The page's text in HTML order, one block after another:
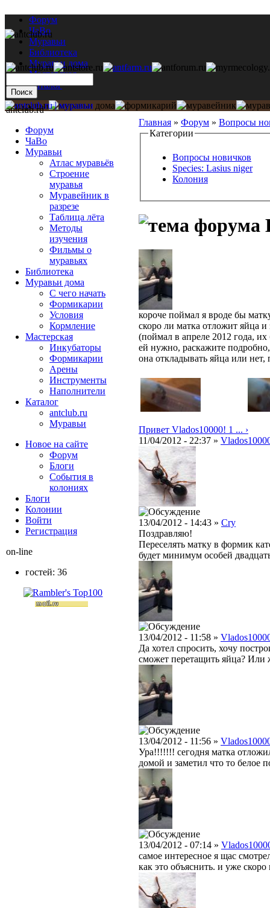
Форум
ЧаВо
Муравьи
Библиотека
Муравьи дома
Мастерская
Каталог
Главная » Форум » Вопросы
Категории
Вопросы новичков
Species: Lasius niger
Колония
короче поймал я вроде бы
скоро ли матка отложит яйца
(поймал в апреле 2012 года,
ей нужно, раскажите
она откладывать яйца или нет,
Привет Vlados10000! 1 ... ›
11/04/2012 - 22:37 »
13/04/2012 - 14:43 » Cry
Поздравляю!
Переселять матку в формик
будет минимум особей
13/04/2012 - 11:58 »
Да хотел спросить, хочу
сможет перетащить яйца? Или
13/04/2012 - 11:56 »
Ура!!!!!!! сегодня матка
домой и заметил что то белое
13/04/2012 - 07:14 »
самое интересное я щас
как это объяснить. и уже скоро
antclub.ru
Форум
ЧаВо
Муравьи
Атлас муравьёв
Строение
муравья
Муравейник в
разрезе
Таблица лёта
Методы
изучения
Фильмы о
муравьях
Библиотека
Муравьи дома
С чего начать
Формикарии
Условия
Кормление
Мастерская
Инкубаторы
Формикарии
Арены
Инструменты
Наполнители
Каталог
antclub.ru
Муравьи
Новое на сайте
Форум
Блоги
События в
колониях
Блоги
Колонии
Войти
Peгиcтpaция
on-line
гостей: 36